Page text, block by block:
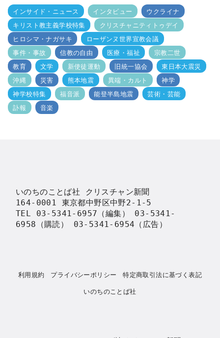
インサイド・ニュース インタビュー
ウクライナ
キリスト教主義学校特集
クリスチャニティトゥデイ
ヒロシマ・ナガサキ
ローザンヌ世界宣教会議
事件・事故
信教の自由 医療・福祉
宗教二世
教育
文学 新使徒運動 旧統一協会
東日本大震災
沖縄
災害 熊本地震 異端・カルト
神学
神学校特集
福音派 能登半島地震
芸術・芸能
訃報
音楽
いのちのことば社 クリスチャン新聞
164-0001 東京都中野区中野2-1-5
TEL 03-5341-6957（編集） 03-5341-
6958（購読） 03-5341-6954（広告）
利用規約 プライバシーポリシー
特定商取引法に基づく表記
いのちのことば社